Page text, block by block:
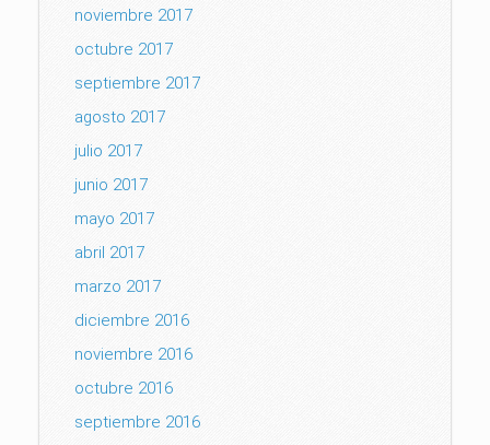
noviembre 2017
octubre 2017
septiembre 2017
agosto 2017
julio 2017
junio 2017
mayo 2017
abril 2017
marzo 2017
diciembre 2016
noviembre 2016
octubre 2016
septiembre 2016